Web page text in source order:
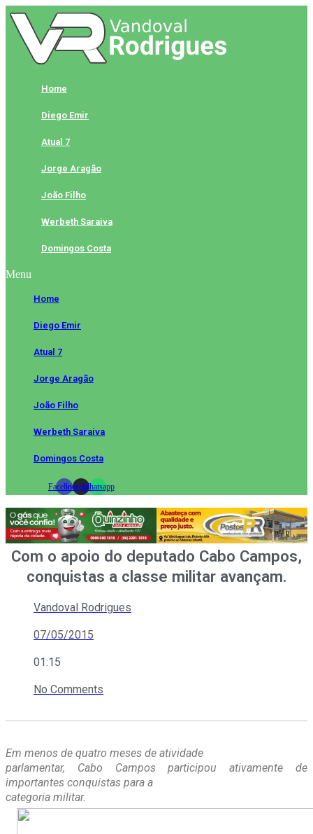
Skip
to
content
Home
Diego Emir
Atual 7
Jorge Aragão
João Filho
Werbeth Saraiva
Domingos Costa
Menu
Home
Diego Emir
Atual 7
Jorge Aragão
João Filho
Werbeth Saraiva
Domingos Costa
FacebookInstagramWhatsapp
Com o apoio do deputado Cabo Campos,
conquistas a classe militar avançam.
Vandoval Rodrigues
07/05/2015
01:15
No Comments
Em menos de quatro meses de atividade
parlamentar, Cabo Campos participou ativamente de
importantes conquistas para a
categoria militar.